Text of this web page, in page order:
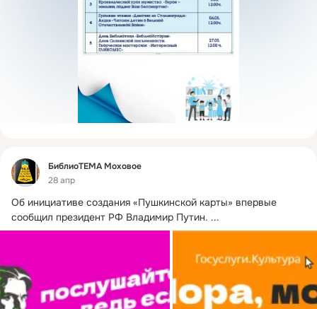
Фид
БиблиоТЕМА Моховое
28 апр
Об инициативе создания «Пушкинской карты» впервые
сообщил президент РФ Владимир Путин. ...